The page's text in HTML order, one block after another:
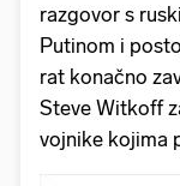
razgovor s
Putinom i
rat konačno
Steve Witkoff
vojnike kojima